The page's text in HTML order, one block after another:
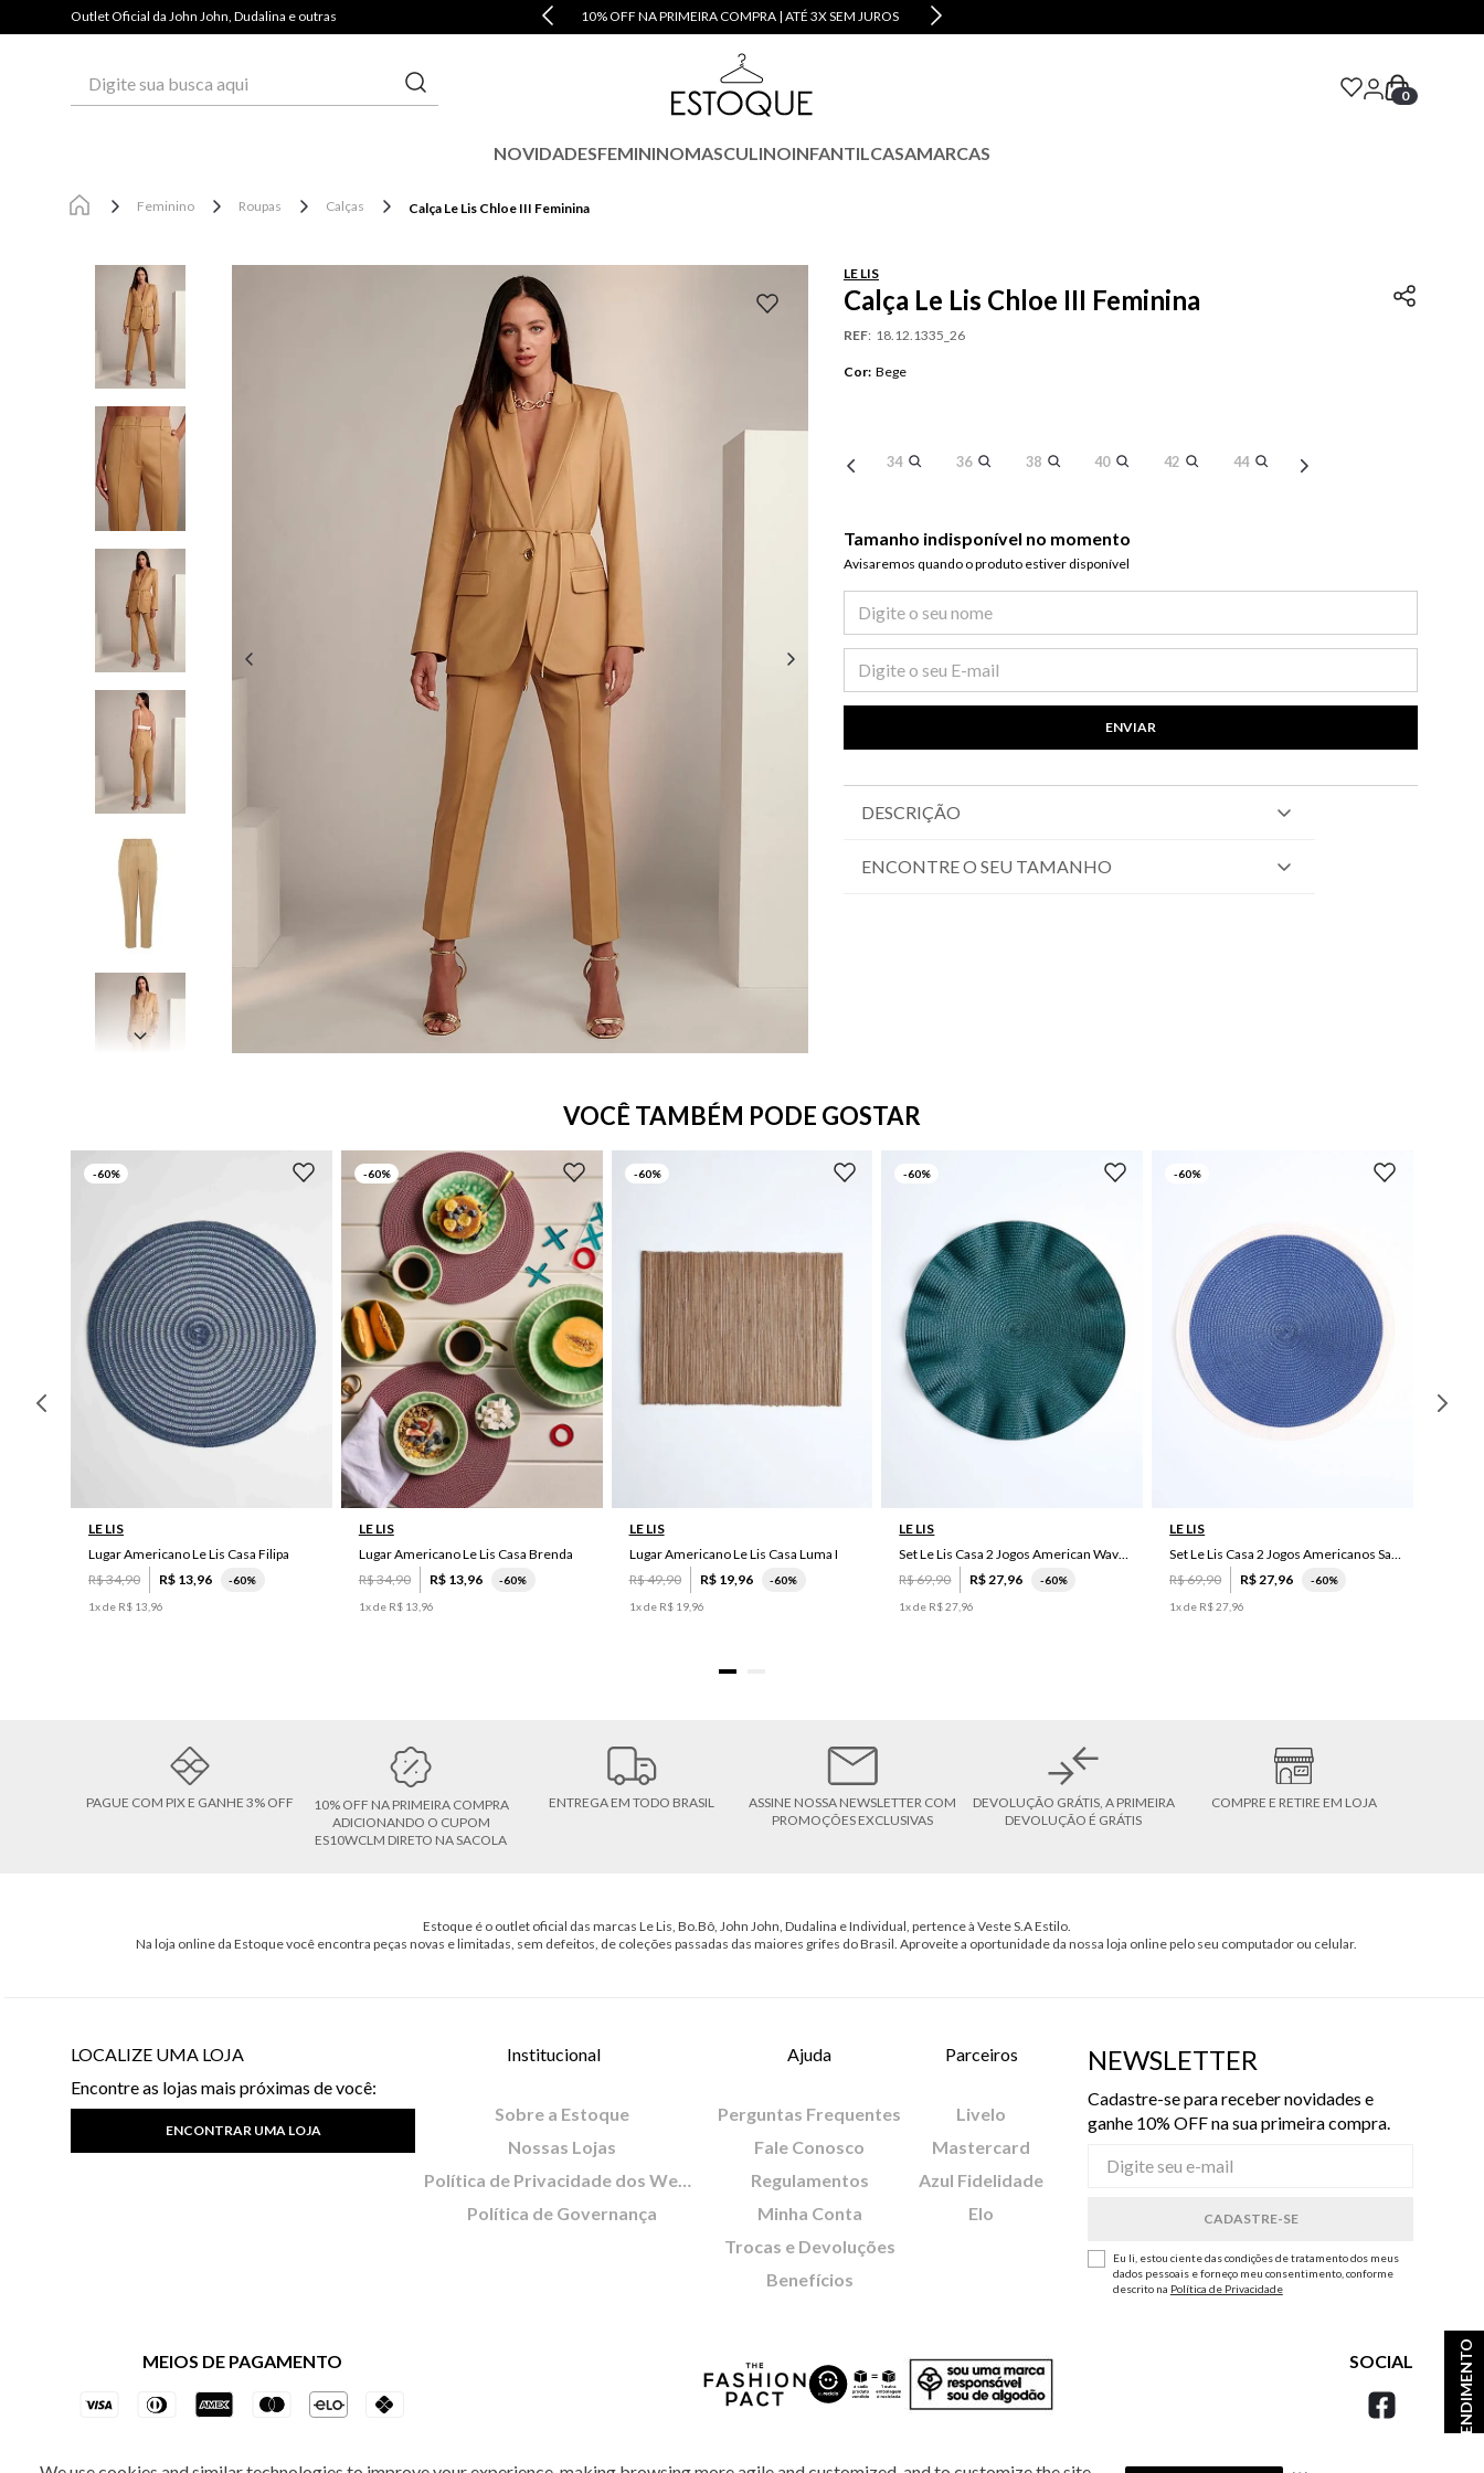
Outlet Oficial da John John, Dudalina e outrasPAGUE COM PIX E GANHE 3% OFF* 10% OFF NA PRIMEIRA COMPRA | ATÉ 3X SEM JUROS
0
NOVIDADESFEMININOMASCULINOINFANTILCASAMARCAS
ATENDIMENTO
Feminino Roupas Calças Calça Le Lis Chloe III Feminina
LE LIS
Calça Le Lis Chloe III Feminina
REF: 18.12.1335_26
Cor: Bege
34 36 38 40 42 44
Tamanho indisponível no momento
Avisaremos quando o produto estiver disponível​
ENVIAR
DESCRIÇÃO
ENCONTRE O SEU TAMANHO
VOCÊ TAMBÉM PODE GOSTAR
-60%
LE LIS
Lugar Americano Le Lis Casa Filipa
R$34,90 R$ 13,96 -60%
1x de R$ 13 96
-60%
UN
LE LIS
Lugar Americano Le Lis Casa Brenda
R$34,90 R$ 13,96 -60%
1x de R$ 13 96
-60%
LE LIS
Lugar Americano Le Lis Casa Luma I
R$49,90 R$ 19,96 -60%
1x de R$ 19, 96
-60%
LE LIS
Set Le Lis Casa 2 Jogos American Wave Green
R$69,90 R$27,96 -60%
1x de R$27 96
-60%
LE LIS
Set Le Lis Casa 2 Jogos Americanos Saruê II
R$69,90 R$27,96 -60%
1x de R$27 96
PAGUE COM PIX E GANHE 3% OFF
10% OFF NA PRIMEIRA COMPRA
ADICIONANDO O CUPOM
ES10WCLM DIRETO NA SACOLA
ENTREGA EM TODO BRASIL
ASSINE NOSSA NEWSLETTER COM
PROMOÇÕES EXCLUSIVAS
DEVOLUÇÃO GRÁTIS, A PRIMEIRA
DEVOLUÇÃO É GRÁTIS
COMPRE E RETIRE EM LOJA
Estoque é o outlet oficial das marcas Le Lis, Bo.Bô, John John, Dudalina e Individual, pertence à Veste S.A Estilo.
Na loja online da Estoque você encontra peças novas e limitadas, sem defeitos, de coleções passadas das maiores grifes do Brasil. Aproveite a oportunidade da nossa loja online pelo seu computador ou celular.
LOCALIZE UMA LOJA
Encontre as lojas mais próximas de você:
ENCONTRAR UMA LOJA
Institucional
Sobre a Estoque
Nossas Lojas
Política de Privacidade dos Websites
Política de Governança
Ajuda
Perguntas Frequentes
Fale Conosco
Regulamentos
Minha Conta
Trocas e Devoluções
Benefícios
Parceiros
Livelo
Mastercard
Azul Fidelidade
Elo
NEWSLETTER
Cadastre-se para receber novidades e
ganhe 10% OFF na sua primeira compra.
Eu li, estou ciente das condições de tratamento dos meus
dados pessoais e forneço meu consentimento, conforme
descrito na Política de Privacidade
MEIOS DE PAGAMENTO SOCIAL